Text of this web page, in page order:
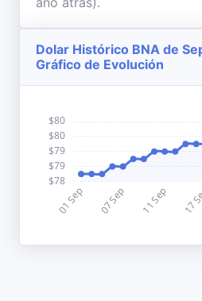
Dolar Histórico BNA de
Gráfico de Evolución